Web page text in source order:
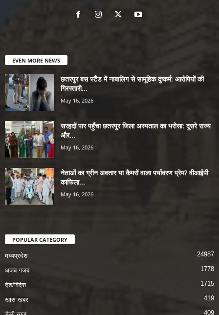
EVEN MORE NEWS
छतरपुर बस स्टैंड में नाबालिग से सामूहिक दुष्कर्म: आरोपियों की
गिरफ्तारी...
May 16, 2026
सरहदों पार पहुँचा छतरपुर जिला अस्पताल का भरोसा: दूसरे राज्य
और...
May 16, 2026
नेताओं का ग्रीन अवतार या कैमरों वाला पर्यावरण प्रेम? वीआईपी
काफिला...
May 16, 2026
POPULAR CATEGORY
मध्यप्रदेश 24987
अजब गजब 1778
देश/विदेश 1715
खास खबर 419
409